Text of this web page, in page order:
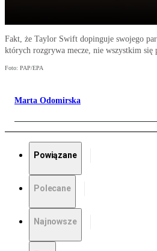
Fakt, że Taylor Swift dopinguje swojego
których rozgrywa mecze, nie wszystkim się
Foto: PAP/EPA
Marta Odomirska
Powiązane
Polecane
Najnowsze